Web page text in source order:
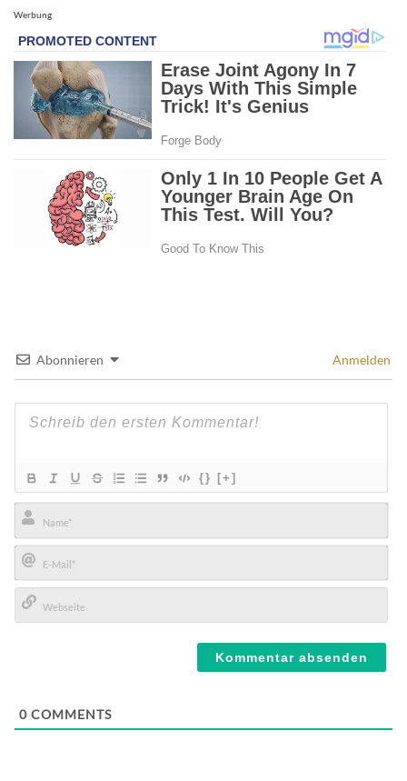
Werbung
Abonnieren Anmelden
{} [+]
Name*
E-
Mail*
0 COMMENTS